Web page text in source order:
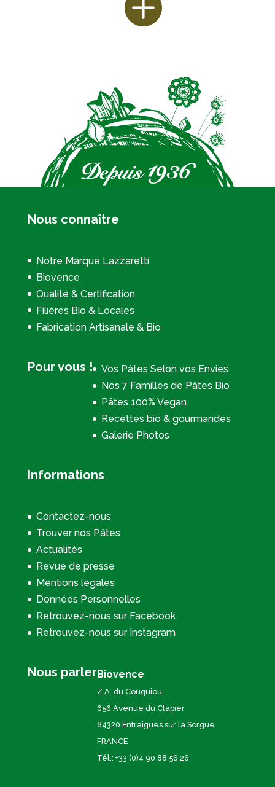
Nous connaître
Notre Marque Lazzaretti
Biovence
Qualité & Certification
Filières Bio & Locales
Fabrication Artisanale & Bio
Pour vous !
Vos Pâtes Selon vos Envies
Nos 7 Familles de Pâtes Bio
Pâtes 100% Vegan
Recettes bio & gourmandes
Galerie Photos
Informations
Contactez-nous
Trouver nos Pâtes
Actualités
Revue de presse
Mentions légales
Données Personnelles
Retrouvez-nous sur Facebook
Retrouvez-nous sur Instagram
Nous parler Biovence
Z.A. du Couquiou
656 Avenue du Clapier
84320 Entraigues sur la Sorgue
FRANCE
Tél.: +33 (0)4 90 88 56 26